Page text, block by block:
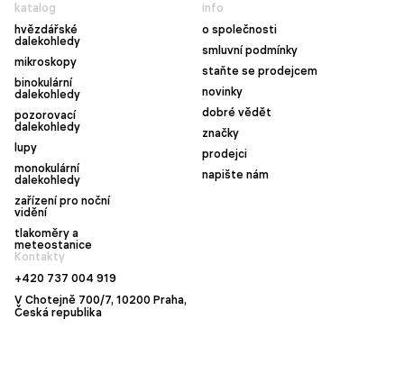
katalog
hvězdářské
dalekohledy
mikroskopy
binokulární
dalekohledy
pozorovací
dalekohledy
lupy
monokulární
dalekohledy
zařízení pro noční
vidění
tlakoměry a
meteostanice
info
o společnosti
smluvní podmínky
staňte se prodejcem
novinky
dobré vědět
značky
prodejci
napište nám
Kontakty
+420 737 004 919
V Chotejně 700/7, 10200 Praha,
Česká republika